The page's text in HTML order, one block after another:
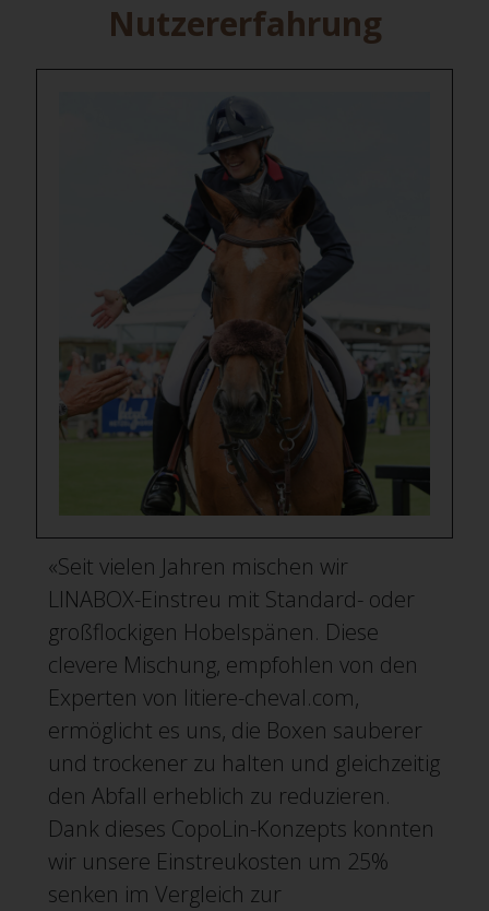
Nutzererfahrung
«Seit vielen Jahren mischen wir
LINABOX-Einstreu mit Standard- oder
großflockigen Hobelspänen. Diese
clevere Mischung, empfohlen von den
Experten von litiere-cheval.com,
ermöglicht es uns, die Boxen sauberer
und trockener zu halten und gleichzeitig
den Abfall erheblich zu reduzieren.
Dank dieses CopoLin-Konzepts konnten
wir unsere Einstreukosten um 25%
senken im Vergleich zur